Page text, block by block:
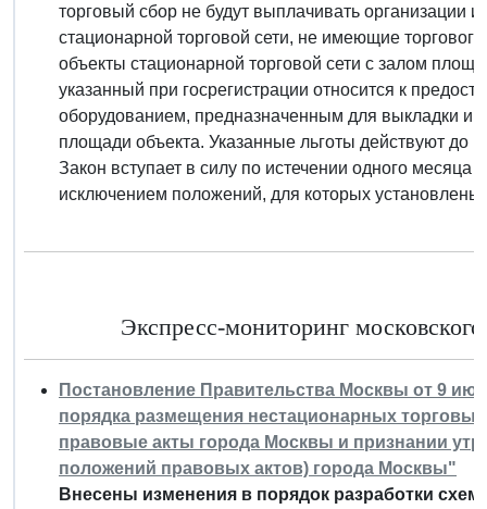
торговый сбор не будут выплачивать
стационарной торговой сети, не имеющие
объекты стационарной торговой сети с залом
указанный при госрегистрации относится к
оборудованием, предназначенным для выкладки и
площади объекта. Указанные льготы действуют до 1
Закон вступает в силу по истечении одного месяца
исключением положений, для которых установлены
Экспресс-мониторинг
Постановление Правительства Москвы от 9
порядка размещения нестационарных
правовые акты города Москвы и признании
положений правовых актов) города Москвы"
Внесены изменения в порядок разработки